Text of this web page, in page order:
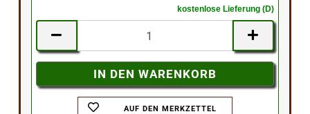
kostenlose Lieferung (D)
AUF DEN MERKZETTEL